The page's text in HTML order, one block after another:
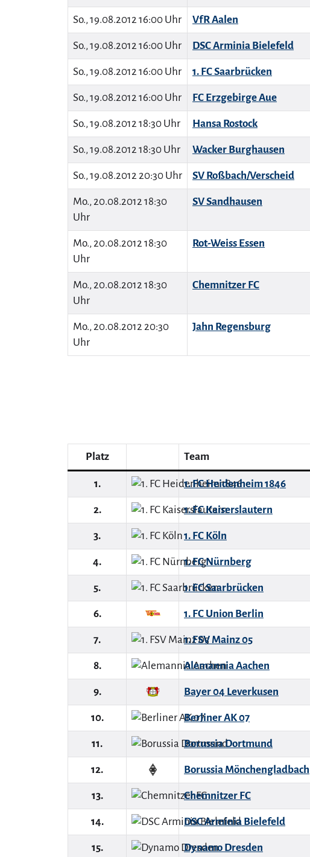
So., 19.08.2012 16:00 Uhr VfR Aalen
So., 19.08.2012 16:00 Uhr DSC Arminia Bielefeld
So., 19.08.2012 16:00 Uhr 1. FC Saarbrücken
So., 19.08.2012 16:00 Uhr FC Erzgebirge Aue
So., 19.08.2012 18:30 Uhr Hansa Rostock
So., 19.08.2012 18:30 Uhr Wacker Burghausen
So., 19.08.2012 20:30 Uhr SV Roßbach/Verscheid
Mo., 20.08.2012 18:30
Uhr
SV Sandhausen
Mo., 20.08.2012 18:30
Uhr
Rot-Weiss Essen
Mo., 20.08.2012 18:30
Uhr
Chemnitzer FC
Mo., 20.08.2012 20:30
Uhr
Jahn Regensburg
Platz Team
1. 1. FC Heidenheim 1846
2. 1. FC Kaiserslautern
3. 1. FC Köln
4. 1. FC Nürnberg
5. 1. FC Saarbrücken
6. 1. FC Union Berlin
7. 1. FSV Mainz 05
8. Alemannia Aachen
9. Bayer 04 Leverkusen
10. Berliner AK 07
11. Borussia Dortmund
12. Borussia Mönchengladbach
13. Chemnitzer FC
14. DSC Arminia Bielefeld
15. Dynamo Dresden